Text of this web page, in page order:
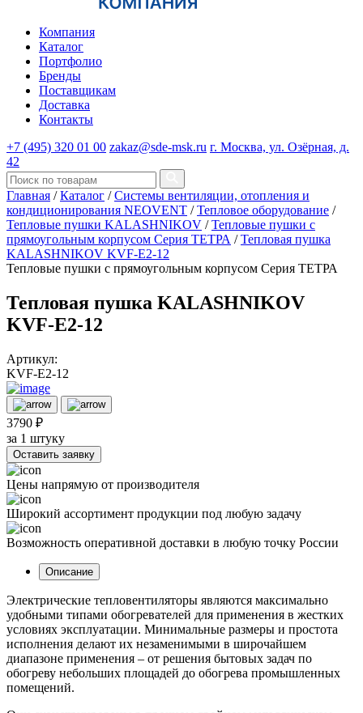
Компания
Каталог
Портфолио
Бренды
Поставщикам
Доставка
Контакты
+7 (495) 320 01 00 zakaz@sde-msk.ru г. Москва, ул. Озёрная, д.
42
Главная / Каталог / Системы вентиляции, отопления и
кондиционирования NEOVENT / Тепловое оборудование /
Тепловые пушки KALASHNIKOV / Тепловые пушки с
прямоугольным корпусом Серия ТЕТРА / Тепловая пушка
KALASHNIKOV KVF-E2-12
Тепловые пушки с прямоугольным корпусом Серия ТЕТРА
Тепловая пушка KALASHNIKOV
KVF-E2-12
Артикул:
KVF-E2-12
3790 ₽
за 1 штуку
Оставить заявку
Цены напрямую от производителя
Широкий ассортимент продукции под любую задачу
Возможность оперативной доставки в любую точку России
Описание
Электрические тепловентиляторы являются максимально
удобными типами обогревателей для применения в жестких
условиях эксплуатации. Минимальные размеры и простота
исполнения делают их незаменимыми в широчайшем
диапазоне применения – от решения бытовых задач по
обогреву небольших площадей до обогрева промышленных
помещений.